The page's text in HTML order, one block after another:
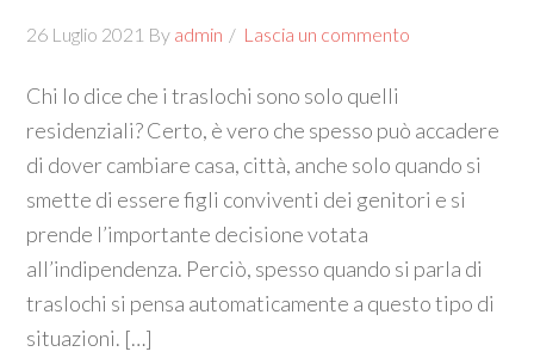
26 Luglio 2021 By admin Lascia un commento
Chi lo dice che i traslochi sono solo quelli
residenziali? Certo, è vero che spesso può accadere
di dover cambiare casa, città, anche solo quando si
smette di essere figli conviventi dei genitori e si
prende l’importante decisione votata
all’indipendenza. Perciò, spesso quando si parla di
traslochi si pensa automaticamente a questo tipo di
situazioni. […]